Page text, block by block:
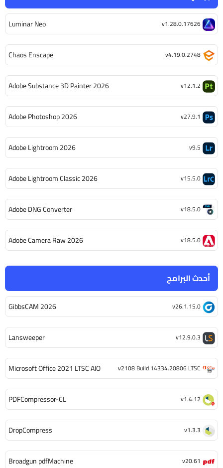
أحدث البرامج
GibbsCAM 2026 v26.1.15.0
Lansweeper v12.9.0.3
Microsoft Office 2021 LTSC AIO v2108 Build 14334.20806 LTSC
PDFCompressor-CL v1.4.12
DropCompress v1.3.3
Broadgun pdfMachine v20.61
Luminar Neo v1.28.0.17626
Chaos Enscape v4.19.0.2748
Adobe Substance 3D Painter 2026 v12.1.2
Adobe Photoshop 2026 v27.9.1
Adobe Lightroom 2026 v9.5
Adobe Lightroom Classic 2026 v15.5.0
Adobe DNG Converter v18.5.0
Adobe Camera Raw 2026 v18.5.0